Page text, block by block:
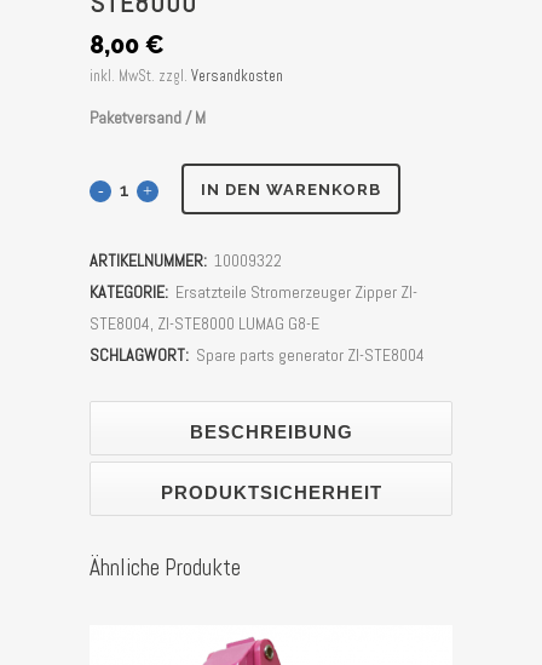
8,00 €
inkl. MwSt. zzgl. Versandkosten
Paketversand / M
Tanksieb
ZI-
STE8004,
STE8000
IN DEN WARENKORB
ARTIKELNUMMER: 10009322
KATEGORIE: Ersatzteile Stromerzeuger Zipper ZI-
STE8004, ZI-STE8000 LUMAG G8-E
SCHLAGWORT: Spare parts generator ZI-STE8004
BESCHREIBUNG
PRODUKTSICHERHEIT
Ähnliche Produkte